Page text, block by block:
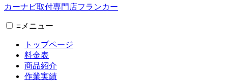
カーナビ取付専⾨店フランカー
≡ メニュー
トップページ
料金表
商品紹介
作業実績